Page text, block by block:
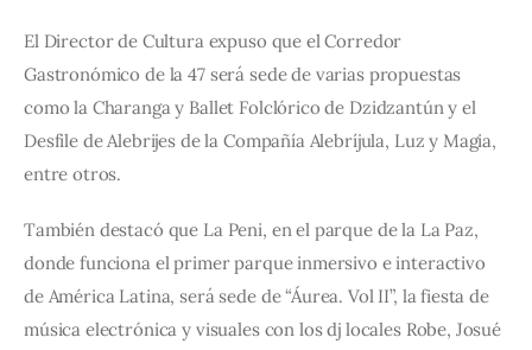
El Director de Cultura expuso que el Corredor
Gastronómico de la 47 será sede de varias propuestas
como la Charanga y Ballet Folclórico de Dzidzantún y el
Desfile de Alebrijes de la Compañía Alebríjula, Luz y Magia,
entre otros.
También destacó que La Peni, en el parque de la La Paz,
donde funciona el primer parque inmersivo e interactivo
de América Latina, será sede de “Áurea. Vol II”, la fiesta de
música electrónica y visuales con los dj locales Robe, Josué